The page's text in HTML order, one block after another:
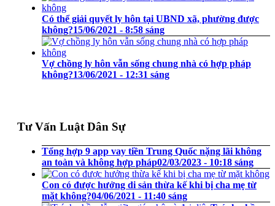
Có thể giải quyết ly hôn tại UBND xã, phường được
không?15/06/2021 - 8:58 sáng
Vợ chồng ly hôn vẫn sống chung nhà có hợp pháp
không?13/06/2021 - 12:31 sáng
Tư Vấn Luật Dân Sự
Tổng hợp 9 app vay tiền Trung Quốc nặng lãi không
an toàn và không hợp pháp02/03/2023 - 10:18 sáng
Con có được hưởng di sản thừa kế khi bị cha mẹ từ
mặt không?04/06/2021 - 11:40 sáng